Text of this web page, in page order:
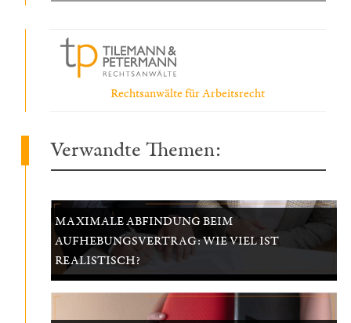
Rechtsanwälte für Arbeitsrecht
Verwandte Themen:
MAXIMALE ABFINDUNG BEIM
AUFHEBUNGSVERTRAG: WIE VIEL IST
REALISTISCH?